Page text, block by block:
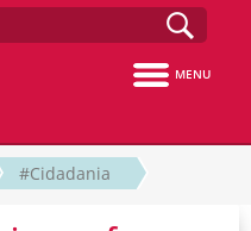
MENU
#Cidadania